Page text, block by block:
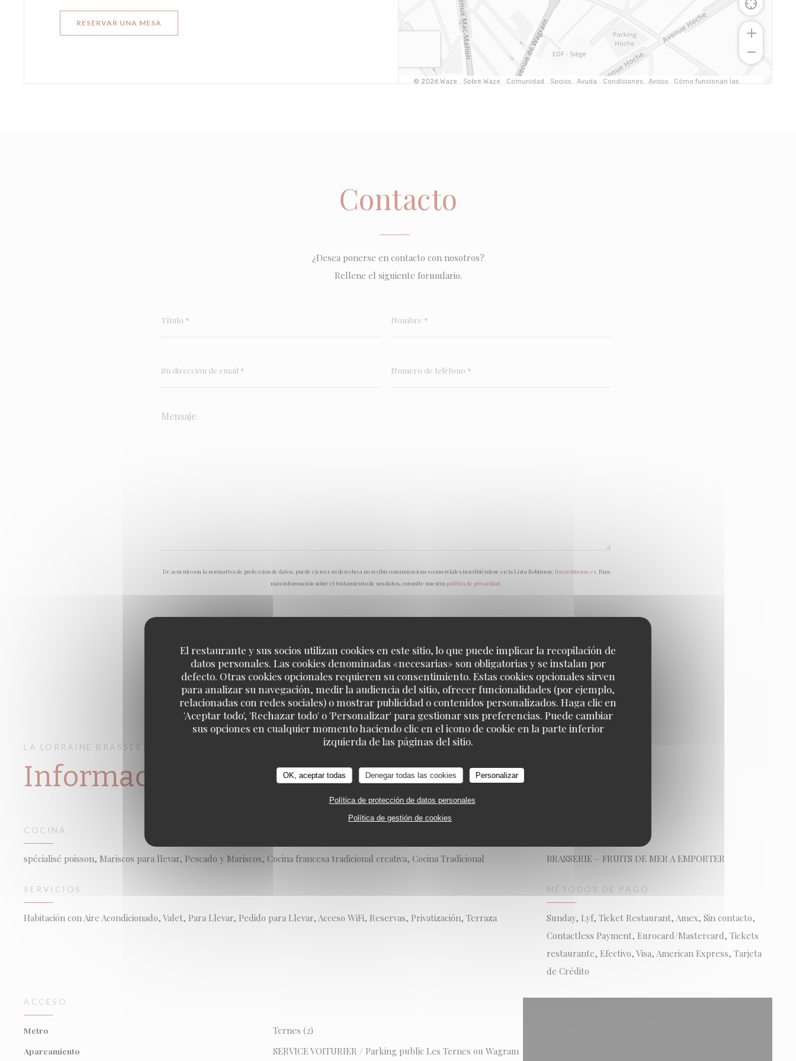
El restaurante y sus socios utilizan cookies en este sitio, lo que puede implicar la recopilación de
datos personales. Las cookies denominadas «necesarias» son obligatorias y se instalan por
defecto. Otras cookies opcionales requieren su consentimiento. Estas cookies opcionales sirven
para analizar su navegación, medir la audiencia del sitio, ofrecer funcionalidades (por ejemplo,
relacionadas con redes sociales) o mostrar publicidad o contenidos personalizados. Haga clic en
'Aceptar todo', 'Rechazar todo' o 'Personalizar' para gestionar sus preferencias. Puede cambiar
sus opciones en cualquier momento haciendo clic en el icono de cookie en la parte inferior
izquierda de las páginas del sitio.
OK, aceptar todas Denegar todas las cookies Personalizar
Política de protección de datos personales
Política de gestión de cookies
RESERVAR UNA MESA
Contacto
¿Desea ponerse en contacto con nosotros?
Rellene el siguiente formulario.
De acuerdo con la normativa de protección de datos, puede ejercer su derecho a no recibir comunicaciones comerciales inscribiéndose en la Lista Robinson: listarobinson.es. Para
más información sobre el tratamiento de sus datos, consulte nuestra política de privacidad.
LA LORRAINE BRASSERIE – FRUITS DE MER A EMPORTER PARIS
Información general
COCINA
spécialisé poisson, Mariscos para llevar, Pescado y Mariscos, Cocina francesa tradicional creativa, Cocina Tradicional BRASSERIE – FRUITS DE MER A EMPORTER
SERVICIOS
Habitación con Aire Acondicionado, Valet, Para Llevar, Pedido para Llevar, Acceso WiFi, Reservas, Privatización, Terraza
MÉTODOS DE PAGO
Sunday, Lyf, Ticket Restaurant, Amex, Sin contacto,
Contactless Payment, Eurocard/Mastercard, Tickets
restaurante, Efectivo, Visa, American Express, Tarjeta
de Crédito
ACCESO
Metro Ternes (2)
Aparcamiento
SERVICE VOITURIER / Parking public Les Ternes ou Wagram